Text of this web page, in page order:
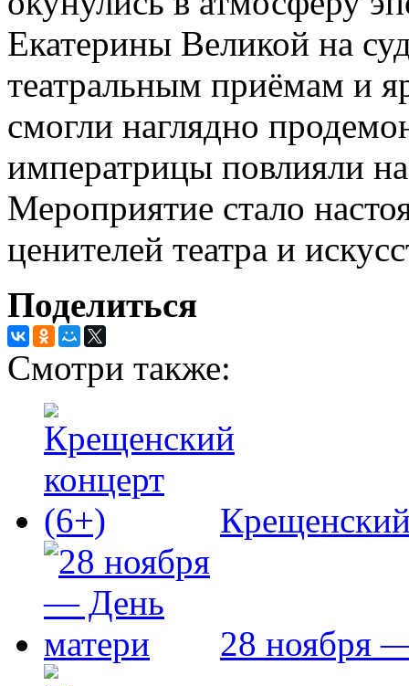
Екатерины Великой на
театральным приёмам и
смогли наглядно
императрицы повлияли
Мероприятие стало
ценителей театра и
Поделиться
Смотри также:
28 ноября